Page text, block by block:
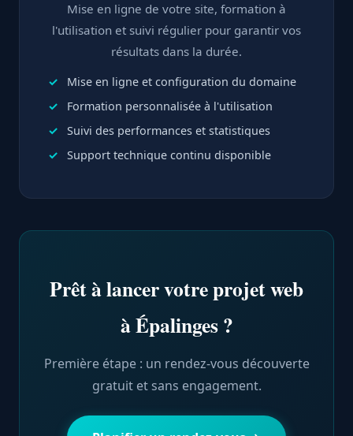
Mise en ligne de votre site, formation à
l'utilisation et suivi régulier pour garantir vos
résultats dans la durée.
Mise en ligne et configuration du domaine
Formation personnalisée à l'utilisation
Suivi des performances et statistiques
Support technique continu disponible
Prêt à lancer votre projet web
à Épalinges ?
Première étape : un rendez-vous découverte
gratuit et sans engagement.